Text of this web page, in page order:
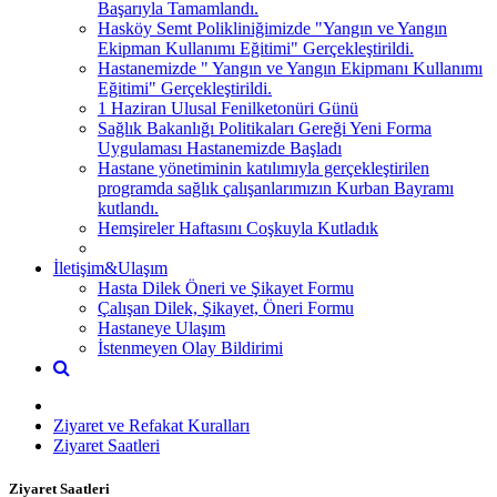
Başarıyla Tamamlandı.
Hasköy Semt Polikliniğimizde "Yangın ve Yangın
Ekipman Kullanımı Eğitimi" Gerçekleştirildi.
Hastanemizde " Yangın ve Yangın Ekipmanı Kullanımı
Eğitimi" Gerçekleştirildi.
1 Haziran Ulusal Fenilketonüri Günü
Sağlık Bakanlığı Politikaları Gereği Yeni Forma
Uygulaması Hastanemizde Başladı
Hastane yönetiminin katılımıyla gerçekleştirilen
programda sağlık çalışanlarımızın Kurban Bayramı
kutlandı.
Hemşireler Haftasını Coşkuyla Kutladık
İletişim&Ulaşım
Hasta Dilek Öneri ve Şikayet Formu
Çalışan Dilek, Şikayet, Öneri Formu
Hastaneye Ulaşım
İstenmeyen Olay Bildirimi
Ziyaret ve Refakat Kuralları
Ziyaret Saatleri
Ziyaret Saatleri